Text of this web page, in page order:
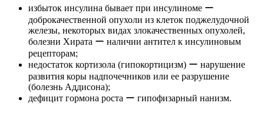
избыток инсулина бывает при инсулиноме ー
доброкачественной опухоли из клеток поджелудочной
железы, некоторых видах злокачественных опухолей,
болезни Хирата ー наличии антител к инсулиновым
рецепторам;
недостаток кортизола (гипокортицизм) ー нарушение
развития коры надпочечников или ее разрушение
(болезнь Аддисона);
дефицит гормона роста ー гипофизарный нанизм.